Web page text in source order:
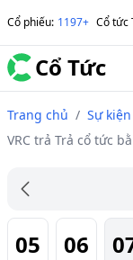
Cổ phiếu: 1197+ Cổ tức
Cổ Tức
Trang chủ / Sự kiện
VRC trả Trả cổ tức
05 06